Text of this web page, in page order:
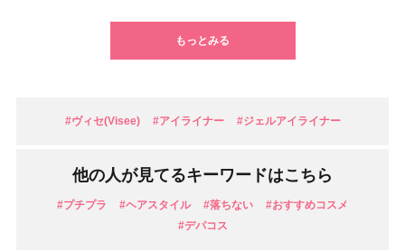
もっとみる
#ヴィセ(Visee) #アイライナー #ジェルアイライナー
他の人が見てるキーワードはこちら
#プチプラ #ヘアスタイル #落ちない
#おすすめコスメ
#デパコス